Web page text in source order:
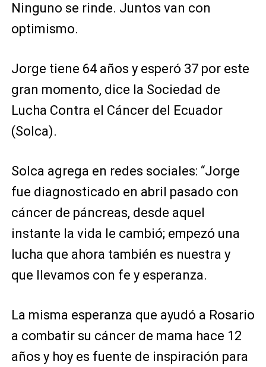
Ninguno se rinde. Juntos van con
optimismo.
Jorge tiene 64 años y esperó 37 por este
gran momento, dice la Sociedad de
Lucha Contra el Cáncer del Ecuador
(Solca).
Solca agrega en redes sociales: “Jorge
fue diagnosticado en abril pasado con
cáncer de páncreas, desde aquel
instante la vida le cambió; empezó una
lucha que ahora también es nuestra y
que llevamos con fe y esperanza.
La misma esperanza que ayudó a Rosario
a combatir su cáncer de mama hace 12
años y hoy es fuente de inspiración para